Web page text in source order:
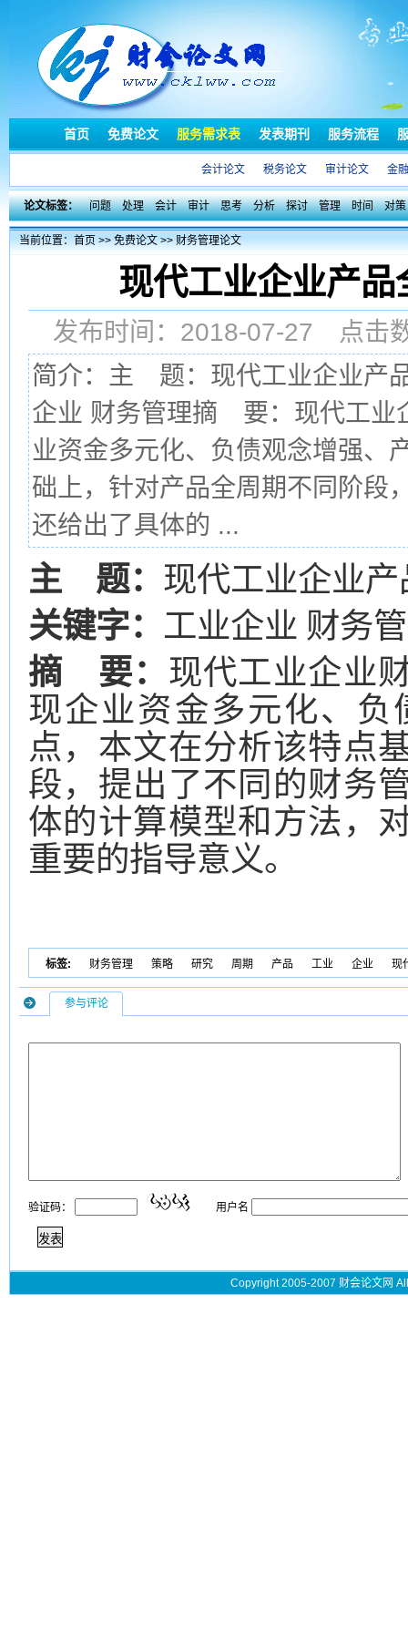
首页 免费论文 服务需求表 发表期刊 服务流程
会计论文 税务论文 审计论文 金
论文标签： 问题 处理 会计 审计 思考 分析 探讨 管理 时间 对策
当前位置：首页>>免费论文>>财务管理论文
现代工业企业产
发布时间：2018-07-27 点
简介：主 题：现代工业企业产
企业 财务管理摘 要：现代工业
业资金多元化、负债观念增强、
础上，针对产品全周期不同阶段
还给出了具体的 ...
主 题： 现代工业企业
关键字： 工业企业 财务
摘 要： 现代工业企业
现企业资金多元化、
点，本文在分析该特点
段，提出了不同的财务
体的计算模型和方法，
重要的指导意义。
标签: 财务管理 策略 研究 周期 产品 工业 企业 现
参与评论
验证码： 用户名
Copyright 2005-2007 财会论文网